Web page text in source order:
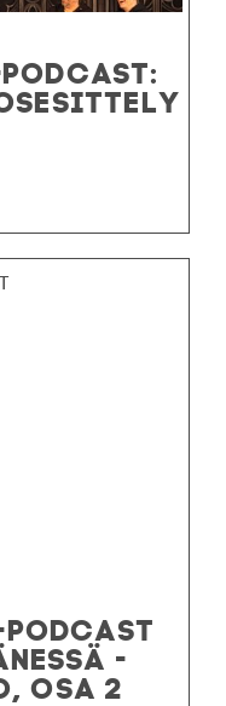
-
OSA 2